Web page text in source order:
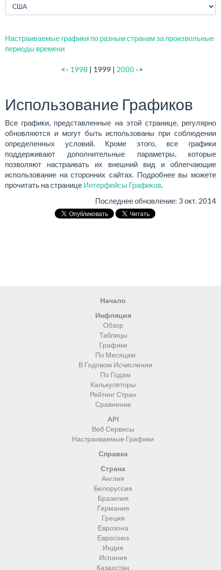
Настраиваемые графики по разным странам за произвольные
периоды времени
<- 1998 | 1999 | 2000 ->
Использование Графиков
Все графики, представленные на этой странице, регулярно
обновляются и могут быть использованы при соблюдении
определенных условий. Кроме этого, все графики
поддерживают дополнительные параметры, которые
позволяют настраивать их внешний вид и облегчающие
использование на сторонних сайтах. Подробнее вы можете
прочитать на странице Интерфейсы Графиков.
Последнее обновление: 3 окт. 2014
Начало
Инфляция
Обзор
Таблицы
Графики
По Месяцам
В Годовом Исчислении
По Годам
Калькуляторы
Рейтинг Стран
Сравнение
API
Веб Сервисы
Настраиваемые Графики
Справка
Страна
Англия
Белоруссия
Бразилия
Германия
Греция
Еврозона
Евросоюз
Индия
Испания
Казахстан